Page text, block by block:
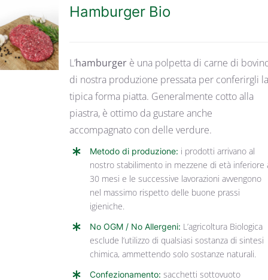
DETTAGLI
Hamburger Bio
L’hamburger è una polpetta di carne di
di nostra produzione pressata per conferirgli
tipica forma piatta. Generalmente cotto alla
piastra, è ottimo da gustare anche
accompagnato con delle verdure.
Metodo di produzione: i prodotti arrivano al
nostro stabilimento in mezzene di età inferiore
30 mesi e le successive lavorazioni avvengono
nel massimo rispetto delle buone prassi
igieniche.
No OGM / No Allergeni: L’agricoltura Biologica
esclude l’utilizzo di qualsiasi sostanza di sintesi
chimica, ammettendo solo sostanze naturali.
Confezionamento: sacchetti sottovuoto